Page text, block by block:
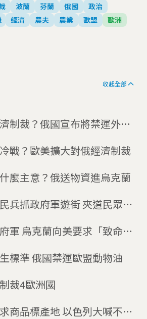
波蘭 芬蘭 俄國
政治
經濟 農夫 農業 歐盟 歐洲
收起全部
制裁？俄國宣布將禁運外國
戰？歐美擴大對俄經濟制裁
麼主意？俄送物資進烏克蘭
抓政府軍遊街 夾道民眾：
軍 烏克蘭向美要求「致命」
標準 俄國禁運歐盟動物油
裁4歐洲國
產地 以色列大喊不公